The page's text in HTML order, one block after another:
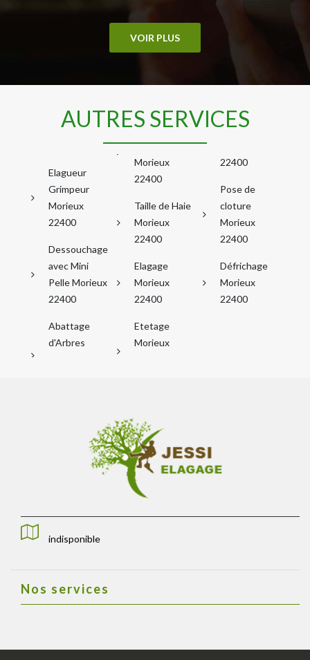
VOIR PLUS
AUTRES SERVICES
Elagueur
Grimpeur
Morieux
22400
Dessouchage
avec Mini
Pelle Morieux
22400
Abattage
d'Arbres
Morieux
22400
Taille de Haie
Morieux
22400
Elagage
Morieux
22400
Etetage
Morieux
22400
Pose de
cloture
Morieux
22400
Défrichage
Morieux
22400
indisponible
Nos services